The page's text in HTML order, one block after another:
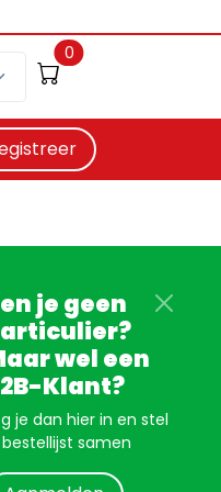
0
je geen
wel een
Klant?
je dan hier in en stel
samen